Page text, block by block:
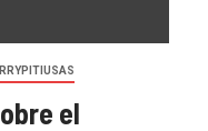
el